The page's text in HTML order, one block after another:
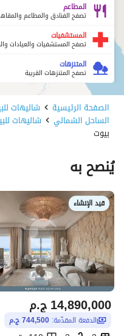
المطاعم
تصفح الفنادق والمطاعم
المستشفيات
تصفح المستشفيات والعيادات
المتنزهات
تصفح المتنزهات القريبة
الصفحة الرئيسية شاليهات
الساحل الشمالي شاليهات
بيوت
يُنصح به
قيد الإنشاء
ج.م14,890,000
الدفعة المقدّمة: 744,500 ج.م